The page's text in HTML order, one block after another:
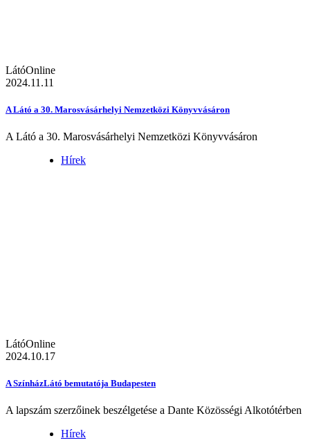
LátóOnline
2024.11.11
A Látó a 30. Marosvásárhelyi Nemzetközi Könyvvásáron
A Látó a 30. Marosvásárhelyi Nemzetközi Könyvvásáron
Hírek
LátóOnline
2024.10.17
A SzínházLátó bemutatója Budapesten
A lapszám szerzőinek beszélgetése a Dante Közösségi Alkotótérben
Hírek